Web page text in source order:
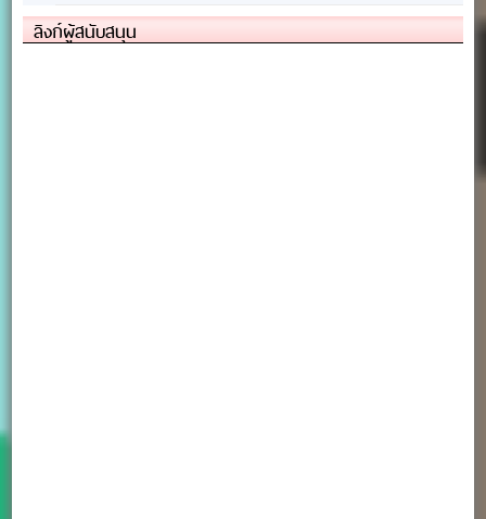
ลิงก์ผู้สนับสนุน